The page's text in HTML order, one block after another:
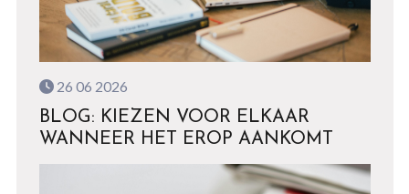
26 06 2026
BLOG: KIEZEN VOOR ELKAAR
WANNEER HET EROP AANKOMT